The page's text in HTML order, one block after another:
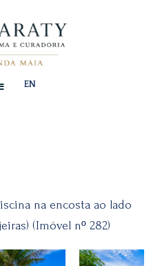
EN
na encosta ao lado
(Imóvel nº 282)